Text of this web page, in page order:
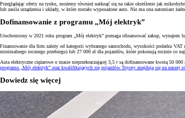
Przeglądając oferty na rynku, możemy również natknąć się na takie określenie jak
lub zasila urządzenia i układy, w które zostało wyposażone auto. Nie ma ona natomiast
Dofinansowanie z programu „Mój elektryk”
Uruchomiony w 2021 roku program „Mój elektryk” pomaga sfinansować zakup, wynajem
Finansowanie dla firm zależy od kategorii wybranego samochodu, wysokości podatku
minimalnego rocznego przebiegu) lub 27 000 zł dla pojazdów, które pokonują rocznie co
Auta elektryczne ciężarowe o masie nieprzekraczającej 3,5 t są dofinansowane kwotą 50
programu „Mój elektryk” oraz kwalifikujących się pojazdów Toyoty znajdują się na naszej
Dowiedz się więcej